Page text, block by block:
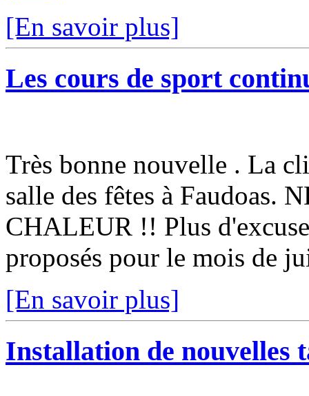
[En savoir plus]
Les cours de sport
Très bonne nouvelle . La
salle des fêtes à Faudoas.
CHALEUR !! Plus
proposés pour le mois de
[En savoir plus]
Installation de nouvelles